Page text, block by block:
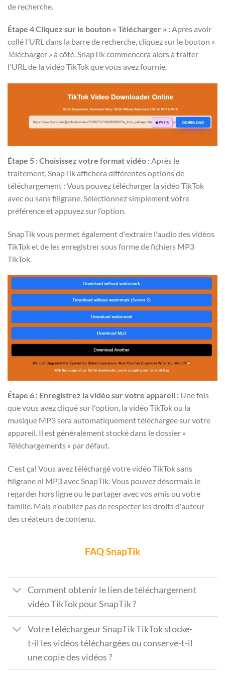
de recherche.
Étape 4 Cliquez sur le bouton « Télécharger » :Après avoir
collé l'URL dans la barre de recherche, cliquez sur le bouton «
Télécharger » à côté. SnapTik commencera alors à traiter
l'URL de la vidéo TikTok que vous avez fournie.
Étape 5 : Choisissez votre format vidéo :Après le
traitement, SnapTik affichera différentes options de
téléchargement : Vous pouvez télécharger la vidéo TikTok
avec ou sans filigrane. Sélectionnez simplement votre
préférence et appuyez sur l’option.
SnapTik vous permet également d'extraire l'audio des vidéos
TikTok et de les enregistrer sous forme de fichiers MP3
TikTok.
Étape 6 : Enregistrez la vidéo sur votre appareil : Une fois
que vous avez cliqué sur l'option, la vidéo TikTok ou la
musique MP3 sera automatiquement téléchargée sur votre
appareil. Il est généralement stocké dans le dossier «
Téléchargements » par défaut.
C'est ça! Vous avez téléchargé votre vidéo TikTok sans
filigrane ni MP3 avec SnapTik. Vous pouvez désormais le
regarder hors ligne ou le partager avec vos amis ou votre
famille. Mais n'oubliez pas de respecter les droits d'auteur
des créateurs de contenu.
FAQ SnapTik
Comment obtenir le lien de téléchargement
vidéo TikTok pour SnapTik ?
Votre téléchargeur SnapTik TikTok stocke-
t-il les vidéos téléchargées ou conserve-t-il
une copie des vidéos ?